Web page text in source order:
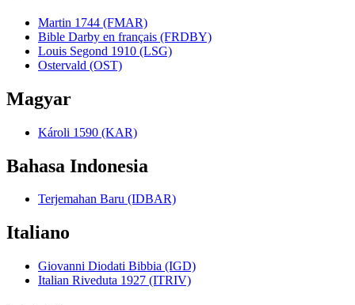
Martin 1744 (FMAR)
Bible Darby en français (FRDBY)
Louis Segond 1910 (LSG)
Ostervald (OST)
Magyar
Károli 1590 (KAR)
Bahasa Indonesia
Terjemahan Baru (IDBAR)
Italiano
Giovanni Diodati Bibbia (IGD)
Italian Riveduta 1927 (ITRIV)